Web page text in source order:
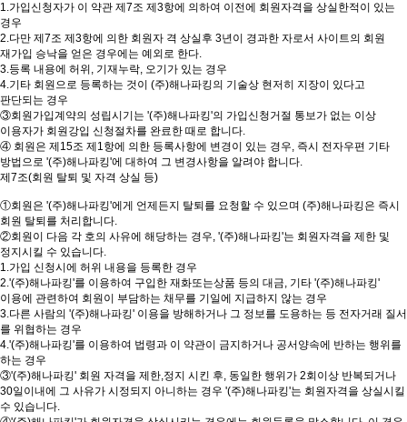
1.가입신청자가 이 약관 제7조 제3항에 의하여 이전에 회원자격을 상실한적이 있는
경우
2.다만 제7조 제3항에 의한 회원자 격 상실후 3년이 경과한 자로서 사이트의 회원
재가입 승낙을 얻은 경우에는 예외로 한다.
3.등록 내용에 허위, 기재누락, 오기가 있는 경우
4.기타 회원으로 등록하는 것이 (주)해나파킹의 기술상 현저히 지장이 있다고
판단되는 경우
③회원가입계약의 성립시기는 '(주)해나파킹'의 가입신청거절 통보가 없는 이상
이용자가 회원강입 신청절차를 완료한 때로 합니다.
④ 회원은 제15조 제1항에 의한 등록사항에 변경이 있는 경우, 즉시 전자우편 기타
방법으로 '(주)해나파킹'에 대하여 그 변경사항을 알려야 합니다.
제7조(회원 탈퇴 및 자격 상실 등)
①회원은 '(주)해나파킹'에게 언제든지 탈퇴를 요청할 수 있으며 (주)해나파킹은 즉시
회원 탈퇴를 처리합니다.
②회원이 다음 각 호의 사유에 해당하는 경우, '(주)해나파킹'는 회원자격을 제한 및
정지시킬 수 있습니다.
1.가입 신청시에 허위 내용을 등록한 경우
2.'(주)해나파킹'를 이용하여 구입한 재화또는상품 등의 대금, 기타 '(주)해나파킹'
이용에 관련하여 회원이 부담하는 채무를 기일에 지급하지 않는 경우
3.다른 사람의 '(주)해나파킹' 이용을 방해하거나 그 정보를 도용하는 등 전자거래 질서
를 위협하는 경우
4.'(주)해나파킹'를 이용하여 법령과 이 약관이 금지하거나 공서양속에 반하는 행위를
하는 경우
③'(주)해나파킹' 회원 자격을 제한,정지 시킨 후, 동일한 행위가 2회이상 반복되거나
30일이내에 그 사유가 시정되지 아니하는 경우 '(주)해나파킹'는 회원자격을 상실시킬
수 있습니다.